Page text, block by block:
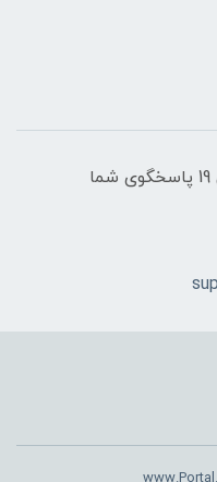
از شنبه تا پنجشنبه از ساعت 10 الی 19 پاسخگوی شما